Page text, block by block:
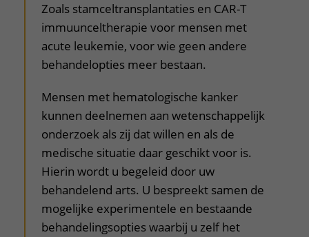
Zoals stamceltransplantaties en CAR-T
immuunceltherapie voor mensen met
acute leukemie, voor wie geen andere
behandelopties meer bestaan.
Mensen met hematologische kanker
kunnen deelnemen aan wetenschappelijk
onderzoek als zij dat willen en als de
medische situatie daar geschikt voor is.
Hierin wordt u begeleid door uw
behandelend arts. U bespreekt samen de
mogelijke experimentele en bestaande
behandelingsopties waarbij u zelf het